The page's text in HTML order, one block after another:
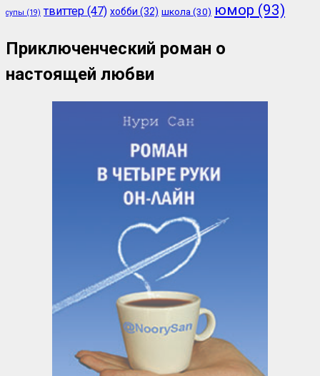
супы (19) твиттер (47) хобби (32) школа (30) юмор (93)
Приключенческий роман о
настоящей любви